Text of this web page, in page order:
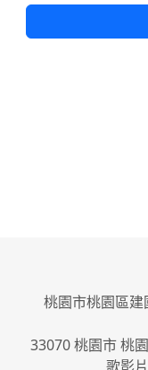
桃園市桃園區
33070 桃園市 桃